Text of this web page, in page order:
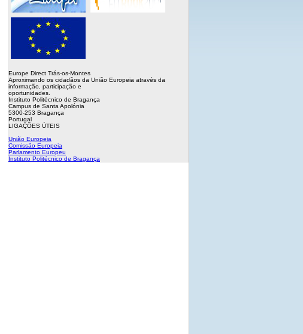
Europe Direct Trás-os-Montes
Aproximando os cidadãos da União Europeia através da
informação, participação e
oportunidades.
Instituto Politécnico de Bragança
Campus de Santa Apolónia
5300-253 Bragança
Portugal
LIGAÇÕES ÚTEIS
União Europeia
Comissão Europeia
Parlamento Europeu
Instituto Politécnico de Bragança